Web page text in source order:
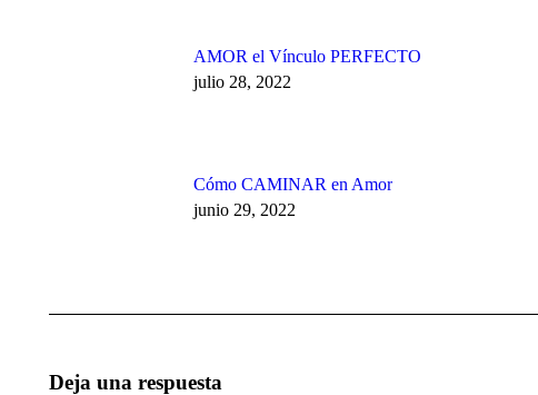
AMOR el Vínculo PERFECTO
julio 28, 2022
Cómo CAMINAR en Amor
junio 29, 2022
Deja una respuesta